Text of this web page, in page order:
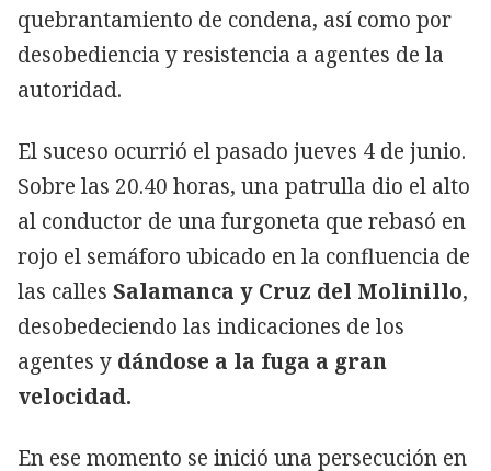
quebrantamiento de condena, así como por
desobediencia y resistencia a agentes de la
autoridad.
El suceso ocurrió el pasado jueves 4 de junio.
Sobre las 20.40 horas, una patrulla dio el alto
al conductor de una furgoneta que rebasó en
rojo el semáforo ubicado en la confluencia de
las calles Salamanca y Cruz del Molinillo,
desobedeciendo las indicaciones de los
agentes y dándose a la fuga a gran
velocidad.
En ese momento se inició una persecución en